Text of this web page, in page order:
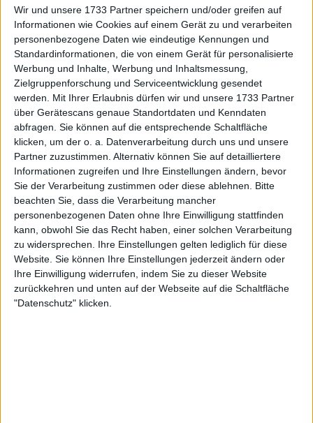
Wir und unsere 1733 Partner speichern und/oder greifen auf
Informationen wie Cookies auf einem Gerät zu und verarbeiten
personenbezogene Daten wie eindeutige Kennungen und
Standardinformationen, die von einem Gerät für personalisierte
Werbung und Inhalte, Werbung und Inhaltsmessung,
Zielgruppenforschung und Serviceentwicklung gesendet
werden.
Mit Ihrer Erlaubnis dürfen wir und unsere 1733 Partner
über Gerätescans genaue Standortdaten und Kenndaten
abfragen. Sie können auf die entsprechende Schaltfläche
klicken, um der o. a. Datenverarbeitung durch uns und unsere
Partner zuzustimmen. Alternativ können Sie auf detailliertere
Informationen zugreifen und Ihre Einstellungen ändern, bevor
Sie der Verarbeitung zustimmen oder diese ablehnen.
Bitte
beachten Sie, dass die Verarbeitung mancher
personenbezogenen Daten ohne Ihre Einwilligung stattfinden
kann, obwohl Sie das Recht haben, einer solchen Verarbeitung
zu widersprechen. Ihre Einstellungen gelten lediglich für diese
Website. Sie können Ihre Einstellungen jederzeit ändern oder
Ihre Einwilligung widerrufen, indem Sie zu dieser Website
zurückkehren und unten auf der Webseite auf die Schaltfläche
"Datenschutz" klicken.
Weiterlesen
Preisgeld Swiss Indoors Basel
2024 mit 2.385.100 Euro im
Preispool